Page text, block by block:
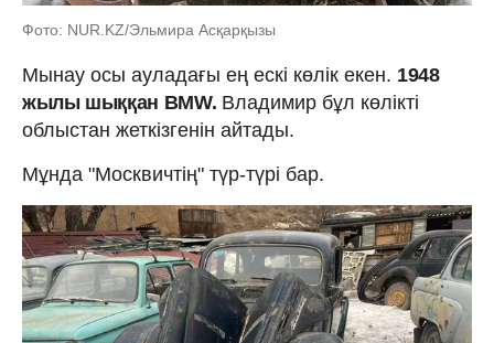
Фото: NUR.KZ/Эльмира Асқарқызы
Мынау осы ауладағы ең ескі көлік екен. 1948
жылы шыққан BMW. Владимир бұл көлікті
облыстан жеткізгенін айтады.
Мұнда "Москвичтің" түр-түрі бар.